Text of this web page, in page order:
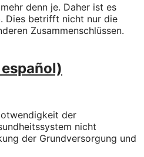
denn je. Daher ist es
Dies betrifft nicht nur die
Zusammenschlüssen.
der
nicht
der Grundversorgung und